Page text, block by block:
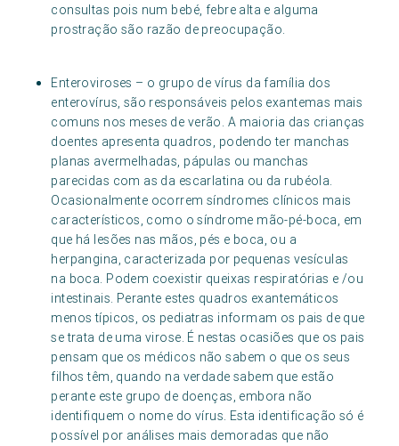
consultas pois num bebé, febre alta e alguma
prostração são razão de preocupação.
Enteroviroses – o grupo de vírus da família dos
enterovírus, são responsáveis pelos exantemas mais
comuns nos meses de verão. A maioria das crianças
doentes apresenta quadros, podendo ter manchas
planas avermelhadas, pápulas ou manchas
parecidas com as da escarlatina ou da rubéola.
Ocasionalmente ocorrem síndromes clínicos mais
característicos, como o síndrome mão-pé-boca, em
que há lesões nas mãos, pés e boca, ou a
herpangina, caracterizada por pequenas vesículas
na boca. Podem coexistir queixas respiratórias e /ou
intestinais. Perante estes quadros exantemáticos
menos típicos, os pediatras informam os pais de que
se trata de uma virose. É nestas ocasiões que os pais
pensam que os médicos não sabem o que os seus
filhos têm, quando na verdade sabem que estão
perante este grupo de doenças, embora não
identifiquem o nome do vírus. Esta identificação só é
possível por análises mais demoradas que não